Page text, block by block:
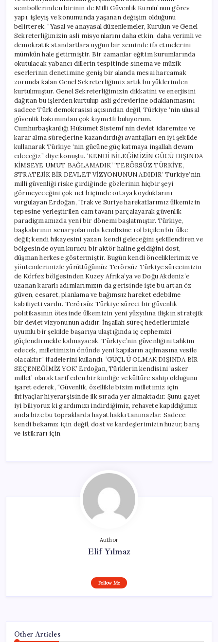
sembollerinden birinin de Milli Güvenlik Kurulu’nun görev,
yapı, işleyiş ve konumunda yaşanan değişim olduğunu
belirterek, “Yasal ve anayasal düzenlemeler, Kurulun ve Genel
Sekreterliğimizin asli misyonlarını daha etkin, daha verimli ve
demokratik standartlara uygun bir zeminde ifa etmelerini
mümkün hale getirmiştir. Bir zamanlar eğitim kurumlarında
okutulacak yabancı dillerin tespitinde sinema ve müzik
eserlerinin denetimine geniş bir alanda mesai harcamak
zorunda kalan Genel Sekreterliğimiz artık bu yüklerinden
kurtulmuştur. Genel Sekreterliğimizin dikkatini ve enerjisini
dağıtan bu işlerden kurtulup asli görevlerine odaklanmasını
sadece Türk demokrasisi açısından değil, Türkiye ‘nin ulusal
güvenlik bakımından çok kıymetli buluyorum.
Cumhurbaşkanlığı Hükümet Sistemi’nin devlet idaremize ve
karar alma süreçlerine kazandırdığı avantajları en iyi şekilde
kullanarak Türkiye ‘nin gücüne güç katmaya inşallah devam
edeceğiz” diye konuştu. ‘KENDİ BİLEĞİMİZİN GÜCÜ DIŞINDA
KİMSEYE UMUT BAĞLAMADIK’ ‘TERÖRSÜZ TÜRKİYE,
STRATEJİK BİR DEVLET VİZYONUNUN ADIDIR’ Türkiye’nin
milli güvenliği riske girdiğinde gözlerinin hiçbir şeyi
görmeyeceğini çok net biçimde ortaya koyduklarını
vurgulayan Erdoğan, “Irak ve Suriye harekatlarımız ülkemizin
tepesine yerleştirilen cam tavanı parçalayarak güvenlik
paradigmamızda yeni bir dönemi başlatmıştır. Türkiye,
başkalarının senaryolarında kendisine rol biçilen bir ülke
değil; kendi hikayesini yazan, kendi geleceğini şekillendiren ve
bölgesinde oyun kurucu bir aktör haline geldiğini dost,
düşman herkese göstermiştir. Bugün kendi önceliklerimiz ve
yöntemlerimizle yürüttüğümüz Terörsüz Türkiye sürecimizin
de Körfez bölgesinden Kuzey Afrika’ya ve Doğu Akdeniz’e
uzanan kararlı adımlarımızın da gerisinde işte bu artan öz
güven, cesaret, planlama ve bağımsız hareket edebilme
kabiliyeti vardır. Terörsüz Türkiye süreci bir güvenlik
politikasının ötesinde ülkemizin yeni yüzyılına ilişkin stratejik
bir devlet vizyonunun adıdır. İnşallah süreç hedeflerimizle
uyumlu bir şekilde başarıya ulaştığında iç cephemizi
güçlendirmekle kalmayacak, Türkiye’nin güvenliğini tahkim
edecek, milletimizin önünde yeni kapıların açılmasına vesile
olacaktır” ifadelerini kullandı. ‘GÜÇLÜ OLMAK DIŞINDA BİR
SEÇENEĞİMİZ YOK’ Erdoğan, Türklerin kendisini ‘asker
millet’ olarak tarif eden bir kimliğe ve kültüre sahip olduğunu
işaret ederek, “Güvenlik, özellikle bizim milletimiz için
ihtiyaçlar hiyerarşisinde ilk sırada yer almaktadır. Şunu gayet
iyi biliyoruz ki gardımızı indirdiğimiz, rehavete kapıldığımız
anda bize bu topraklarda hayat hakkı tanımazlar. Sadece
kendi bekamız için değil, dost ve kardeşlerimizin huzur, barış
ve istikrarı için
Author
Elif Yılmaz
Follow Me
Other Articles